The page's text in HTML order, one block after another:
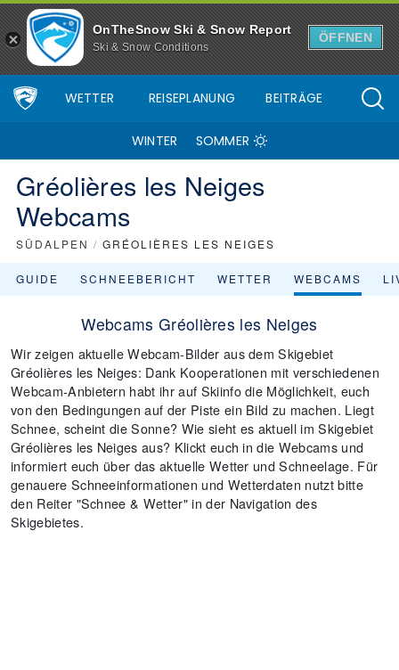
OnTheSnow Ski & Snow Report
Ski & Snow Conditions
ÖFFNEN
WETTER REISEPLANUNG BEITRÄGE
WINTER SOMMER
Gréolières les Neiges
Webcams
SÜDALPEN / GRÉOLIÈRES LES NEIGES
GUIDE SCHNEEBERICHT WETTER WEBCAMS
Webcams Gréolières les Neiges
Wir zeigen aktuelle Webcam-Bilder aus dem Skigebiet
Gréolières les Neiges: Dank Kooperationen mit verschiedenen
Webcam-Anbietern habt ihr auf Skiinfo die Möglichkeit, euch
von den Bedingungen auf der Piste ein Bild zu machen. Liegt
Schnee, scheint die Sonne? Wie sieht es aktuell im Skigebiet
Gréolières les Neiges aus? Klickt euch in die Webcams und
informiert euch über das aktuelle Wetter und Schneelage. Für
genauere Schneeinformationen und Wetterdaten nutzt bitte
den Reiter "Schnee & Wetter" in der Navigation des
Skigebietes.